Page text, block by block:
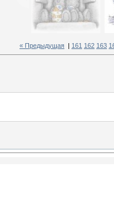
« Предыдущая 161 162 163